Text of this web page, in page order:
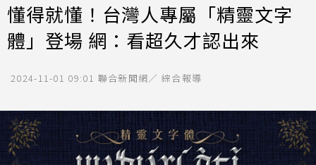
懂得就懂！台灣人專屬「精靈文字
體」登場 網：看超久才認出來
2024-11-01 09:01 聯合新聞網／ 綜合報導